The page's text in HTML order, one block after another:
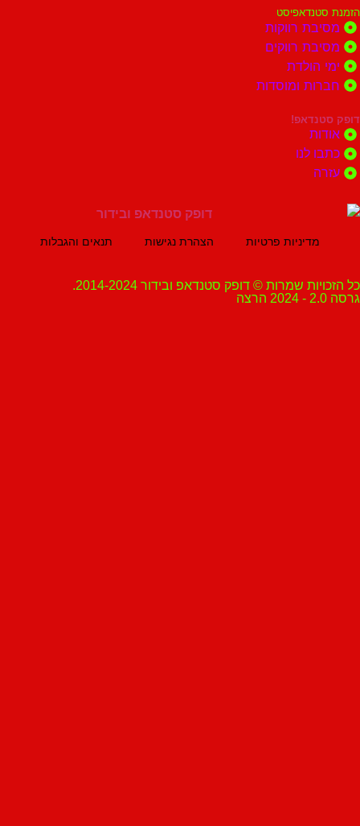
רווקות
רווקים
ומוסדות
לנו
מדיניות פרטיות הצהרת נגישות תנאים והגבלות
שמרות © דופק סטנדאפ ובידור 2014-2024.